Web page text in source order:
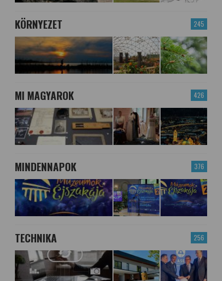
245
KÖRNYEZET
426
MI MAGYAROK
376
MINDENNAPOK
256
TECHNIKA